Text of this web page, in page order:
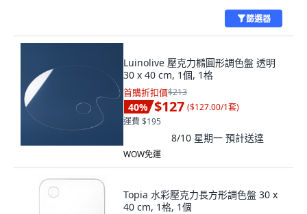
篩選器
Luinolive 壓克力橢圓形調色盤 透明
30 x 40 cm, 1個, 1格
首購折扣價$213
40% $127 ($127.00/1套)
運費 $195
8/10 星期一 預計送達
WOW免運
Topia 水彩壓克力長方形調色盤 30 x
40 cm, 1格, 1個